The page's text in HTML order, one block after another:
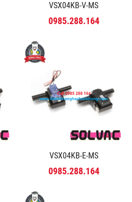
VSX04KB-V-MS
0985.288.164
VSX04KB-E-MS
0985.288.164